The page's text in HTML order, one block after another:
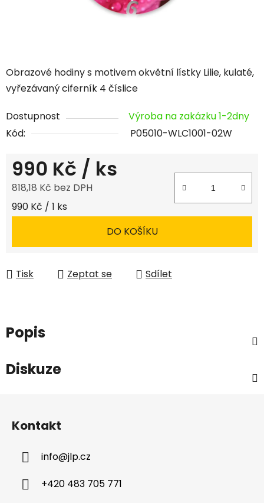
Obrazové hodiny s motivem okvětní lístky Lilie, kulaté,
vyřezávaný ciferník 4 číslice
Dostupnost
Výroba na zakázku 1-2dny
Kód:
P05010-WLC1001-02W
990 Kč / ks
818,18 Kč bez DPH
Měrná cena:
990 Kč / 1 ks
DO KOŠÍKU
Tisk Zeptat se Sdílet
Popis
Diskuze
Kontakt
info@jlp.cz
+420 483 705 771